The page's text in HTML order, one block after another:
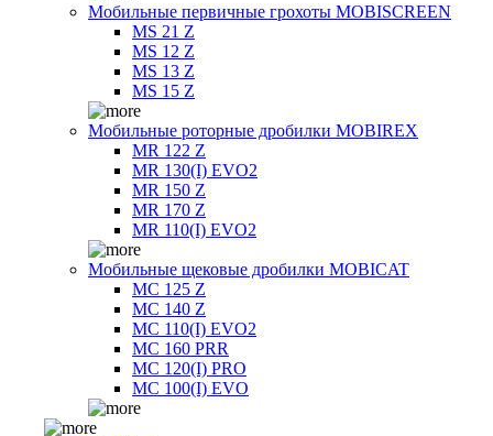
Мобильные первичные грохоты MOBISCREEN
MS 21 Z
MS 12 Z
MS 13 Z
MS 15 Z
Мобильные роторные дробилки MOBIREX
MR 122 Z
MR 130(I) EVO2
MR 150 Z
MR 170 Z
MR 110(I) EVO2
Мобильные щековые дробилки MOBICAT
MC 125 Z
MC 140 Z
MC 110(I) EVO2
MC 160 PRR
MC 120(I) PRO
MC 100(I) EVO